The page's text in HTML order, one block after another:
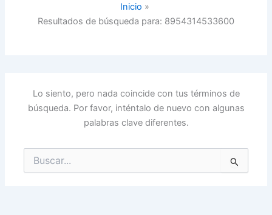
Inicio
Resultados de búsqueda para: 8954314533600
Lo siento, pero nada coincide con tus términos de
búsqueda. Por favor, inténtalo de nuevo con algunas
palabras clave diferentes.
por: